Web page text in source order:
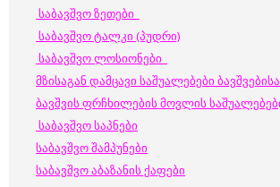
საბავშვო ზეთები
საბავშვო ტალკი (პუდრი)
საბავშვო ლოსიონები
მზისაგან დამცავი საშუალებები
ბავშვის ფრჩხილების მოვლის საშუალებებ
საბავშვო საპნები
საბავშვო შამპუნები
საბავშვო აბაზანის ქაფები